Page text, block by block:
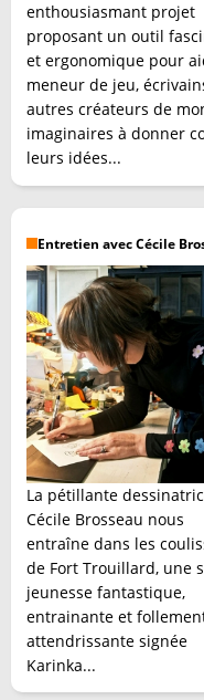
enthousiasmant projet
proposant un outil
et ergonomique pour
meneur de jeu,
autres créateurs de
imaginaires à donner
leurs idées...
Entretien avec Cécile
La pétillante
Cécile Brosseau nous
entraîne dans les
de Fort Trouillard, une
jeunesse fantastique,
entrainante et
attendrissante signée
Karinka...